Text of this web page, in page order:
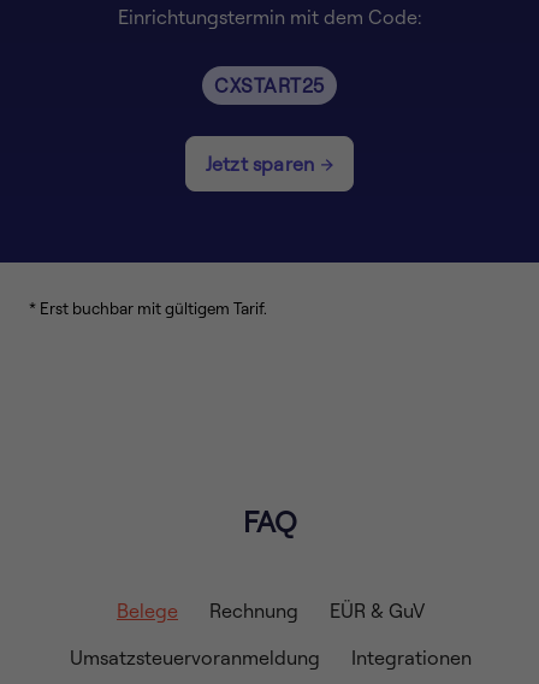
Einrichtungstermin mit dem Code:
CXSTART25
Jetzt sparen
* Erst buchbar mit gültigem Tarif.
FAQ
Belege Rechnung
EÜR & GuV
Umsatzsteuervoranmeldung
Integrationen